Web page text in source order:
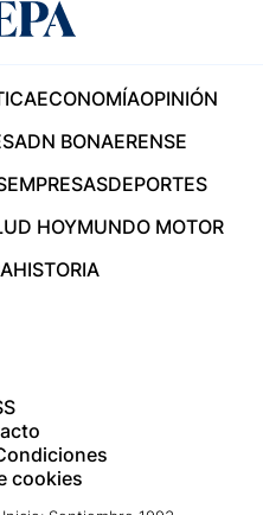
ECONOMÍAOPINIÓN
ADN BONAERENSE
EMPRESASDEPORTES
HOYMUNDO MOTOR
HISTORIA
cookies